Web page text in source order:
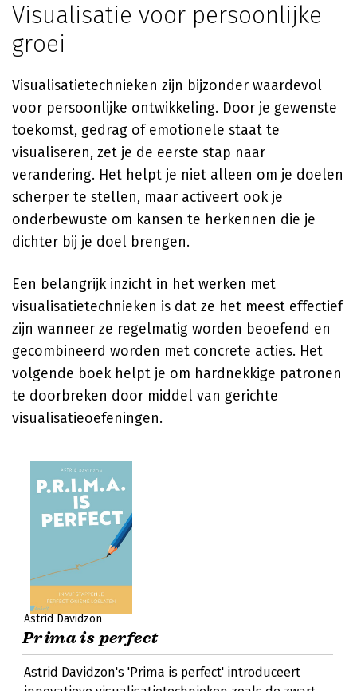
Visualisatie voor persoonlijke
groei
Visualisatietechnieken zijn bijzonder waardevol
voor persoonlijke ontwikkeling. Door je gewenste
toekomst, gedrag of emotionele staat te
visualiseren, zet je de eerste stap naar
verandering. Het helpt je niet alleen om je doelen
scherper te stellen, maar activeert ook je
onderbewuste om kansen te herkennen die je
dichter bij je doel brengen.
Een belangrijk inzicht in het werken met
visualisatietechnieken is dat ze het meest effectief
zijn wanneer ze regelmatig worden beoefend en
gecombineerd worden met concrete acties. Het
volgende boek helpt je om hardnekkige patronen
te doorbreken door middel van gerichte
visualisatieoefeningen.
Astrid Davidzon
Prima is perfect
Astrid Davidzon's 'Prima is perfect' introduceert